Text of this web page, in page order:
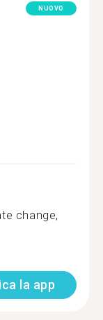
NUOVO
change,
la app